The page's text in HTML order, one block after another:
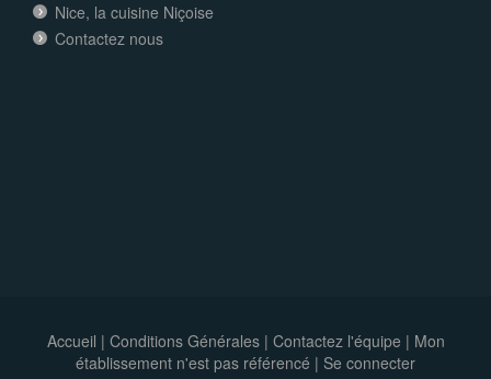
Nice, la cuisine Niçoise
Contactez nous
Accueil | Conditions Générales| Contactez l'équipe | Mon
établissement n'est pas référencé | Se connecter